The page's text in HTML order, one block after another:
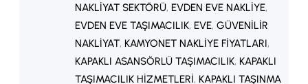
NAKLIYAT SEKTÖRÜ, EVDEN EVE NAKLIYE
EVDEN EVE TAŞIMACILIK, EVE, GÜVENILIR
NAKLIYAT, KAMYONET NAKLIYE FIYATLARI
KAPAKLI ASANSÖRLÜ TAŞIMACILIK, KAPAKLI
TAŞIMACILIK HIZMETLERI, KAPAKLI TAŞINMA